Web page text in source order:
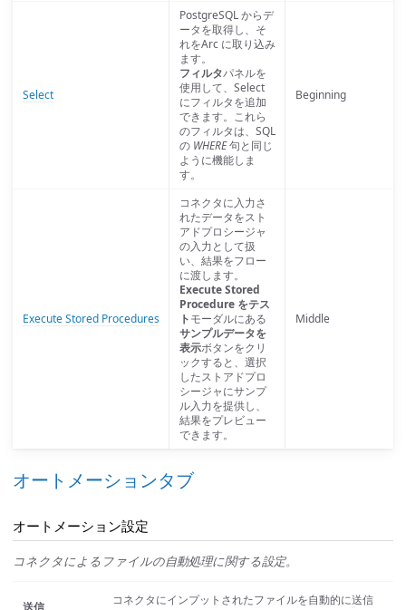
Select
PostgreSQL からデ
ータを取得し、そ
れをArc に取り込み
ます。
フィルタパネルを
使用して、Select
にフィルタを追加
できます。これら
のフィルタは、SQL
の WHERE句と同じ
ように機能しま
す。
Beginning
Execute Stored Procedures
コネクタに入力さ
れたデータをスト
アドプロシージャ
の入力として扱
い、結果をフロー
に渡します。
Execute Stored
Procedure をテス
トモーダルにある
サンプルデータを
表示ボタンをクリ
ックすると、選択
したストアドプロ
シージャにサンプ
ル入力を提供し、
結果をプレビュー
できます。
Middle
オートメーションタブ
オートメーション設定
コネクタによるファイルの自動処理に関する設定。
送信
コネクタにインプットされたファイルを自動的に送信